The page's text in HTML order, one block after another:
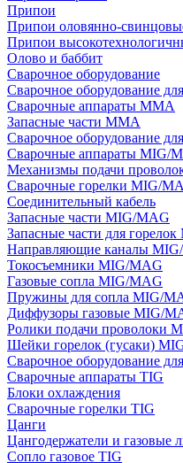
Припои
Припои оловянно-
Припои
Олово и баббит
Сварочное оборудование
Сварочное оборудование
Сварочные аппараты MMA
Запасные части MMA
Сварочное оборудование
Сварочные аппараты MIG/
Механизмы подачи
Сварочные горелки MIG/
Соединительный кабель
Запасные части MIG/MAG
Запасные части для
Направляющие каналы
Токосъемники MIG/MAG
Газовые сопла MIG/MAG
Пружины для сопла MIG/
Диффузоры газовые MIG/
Ролики подачи проволоки
Шейки горелок (гусаки)
Сварочное оборудование
Сварочные аппараты TIG
Блоки охлаждения
Сварочные горелки TIG
Цанги
Цангодержатели и газовые
Сопло газовое TIG